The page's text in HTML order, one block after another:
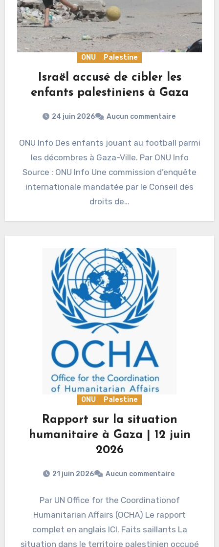
ONU Palestine
Israël accusé de cibler les
enfants palestiniens à Gaza
24 juin 2026 Aucun commentaire
ONU Info Des enfants jouant au football parmi
les décombres à Gaza-Ville. Par ONU Info
Source : ONU Info Une commission d’enquête
internationale mandatée par le Conseil des
droits de…
ONU Palestine
Rapport sur la situation
humanitaire à Gaza | 12 juin
2026
21 juin 2026 Aucun commentaire
Par UN Office for the Coordinationof
Humanitarian Affairs (OCHA) Le rapport
complet en anglais ICI. Faits saillants La
situation dans le territoire palestinien occupé